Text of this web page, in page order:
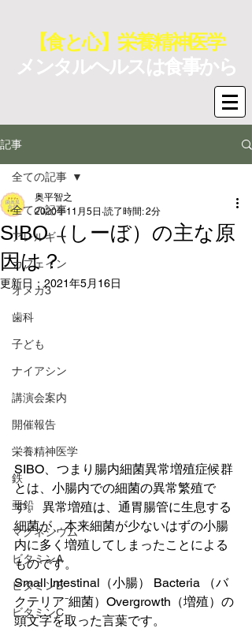
【食と心】栄養精神医学
メンタルヘルスは食事から
記事
全ての記事
アレルギー
カフェイン
オメガ3
歯科
子ども
ナイアシン
講演会案内
開催報告
栄養精神医学
鉄
亜鉛
マグネシウム
ビタミンA
ビタミンB
ビタミンC
全ての記事
SIBO（しーぼ）の主な原
因は？
奥平智之
2020年11月5日 読了時間: 2分
更新日：2021年5月16日
SIBO、つまり腸内細菌異常増殖症候群
とは、小腸内での細菌の異常繁殖で
す。 異常増殖は、通胃腸管に生息する
細菌が、本来細菌が少ないはずの小腸
内に多く増殖してしまったことによる
ものです。
Small Intestinal（小腸） Bacteria （バ
クテリア⁻細菌）Overgrowth（増殖）の
頭文字を取った言葉です。